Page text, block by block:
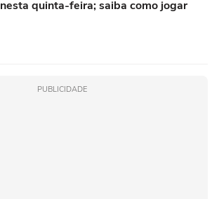
nesta quinta-feira; saiba como jogar
PUBLICIDADE